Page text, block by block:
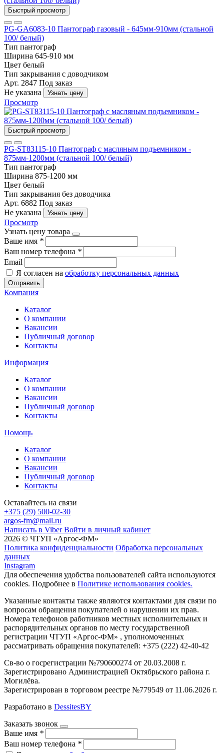
Быстрый просмотр
PG-GA6083-10 Пантограф газовый - 645мм-910мм (стальной
100/ белый)
Тип пантограф
Ширина 645-910 мм
Цвет белый
Тип закрывания с доводчиком
Арт. 2847 Под заказ
Не указана
Узнать цену
Просмотр
Быстрый просмотр
PG-ST83115-10 Пантограф с масляным подъемником -
875мм-1200мм (стальной 100/ белый)
Тип пантограф
Ширина 875-1200 мм
Цвет белый
Тип закрывания без доводчика
Арт. 6882 Под заказ
Не указана
Узнать цену
Просмотр
Узнать цену товара
Ваше имя *
Ваш номер телефона *
Email
Я согласен на обработку персональных данных
Отправить
Компания
Каталог
О компании
Вакансии
Публичный договор
Контакты
Информация
Каталог
О компании
Вакансии
Публичный договор
Контакты
Помощь
Каталог
О компании
Вакансии
Публичный договор
Контакты
Оставайтесь на связи
+375 (29) 500-02-30
argos-fm@mail.ru
Написать в Viber Войти в личный кабинет
2026 © ЧТУП «Аргос-ФМ»
Политика конфиденциальности Обработка персональных
данных
Instagram
Для обеспечения удобства пользователей сайта используются
cookies. Подробнее в Политике использования cookies.
Указанные контакты также являются контактами для связи по
вопросам обращения покупателей о нарушении их прав.
Номера телефонов работников местных исполнительных и
распорядительных органов по месту государственной
регистрации ЧТУП «Аргос-ФМ» , уполномоченных
рассматривать обращения покупателей: +375 (222) 42-40-42
Св-во о госрегистрации №790600274 от 20.03.2008 г.
Зарегистрировано Администрацией Октябрьского района г.
Могилёва.
Зарегистрирован в торговом реестре №779549 от 11.06.2026 г.
Разработано в DessitesBY
Заказать звонок
Ваше имя *
Ваш номер телефона *